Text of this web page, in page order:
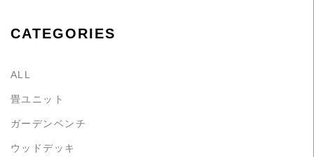
CATEGORIES
ALL
畳ユニット
ガーデンベンチ
ウッドデッキ